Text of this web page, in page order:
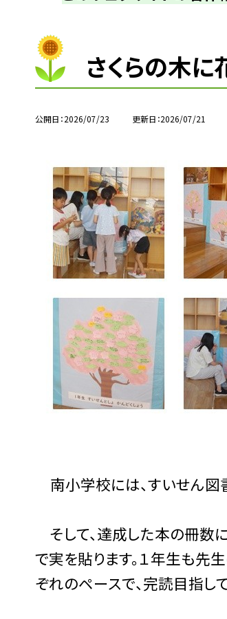
さくらの木に
公開日 2026/07/23 更新日 2026/07/21
南小学校には、すいせん図
そして、達成した本の冊数
で実を貼ります。１年生も先
ぞれのペースで、完読目指し